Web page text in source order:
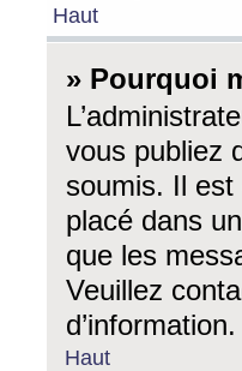
Haut
» Pourquoi
vous publiez
soumis. Il est
placé dans
que les
Veuillez
d’information.
Haut